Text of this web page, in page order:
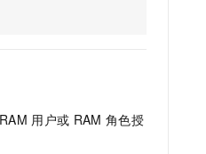
RAM 用户或 RAM 角色授